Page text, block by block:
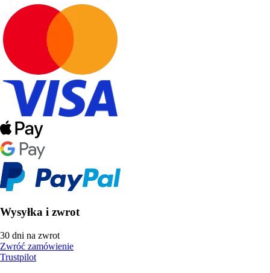
Wysyłka i zwrot
30 dni na zwrot
Zwróć zamówienie
Trustpilot